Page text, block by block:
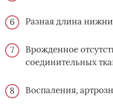
Разная длина
Врожденное
соединительных
Воспаления,